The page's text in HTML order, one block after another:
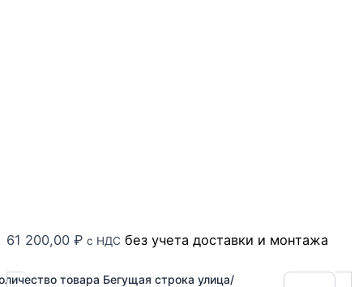
61 200,00 ₽ с НДС без учета доставки и монтажа
товара Бегущая строка улица/